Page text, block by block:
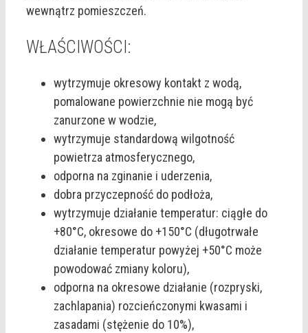
wewnątrz pomieszczeń.
WŁAŚCIWOŚCI:
wytrzymuje okresowy kontakt z wodą,
pomalowane powierzchnie nie mogą być
zanurzone w wodzie,
wytrzymuje standardową wilgotność
powietrza atmosferycznego,
odporna na zginanie i uderzenia,
dobra przyczepność do podłoża,
wytrzymuje działanie temperatur: ciągłe do
+80°C, okresowe do +150°C (długotrwałe
działanie temperatur powyżej +50°C może
powodować zmiany koloru),
odporna na okresowe działanie (rozpryski,
zachlapania) rozcieńczonymi kwasami i
zasadami (stężenie do 10%),